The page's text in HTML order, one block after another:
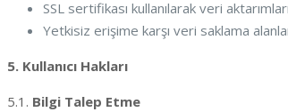
SSL sertifikası kullanılarak veri
Yetkisiz erişime karşı veri saklama
5. Kullanıcı Hakları
5.1. Bilgi Talep Etme